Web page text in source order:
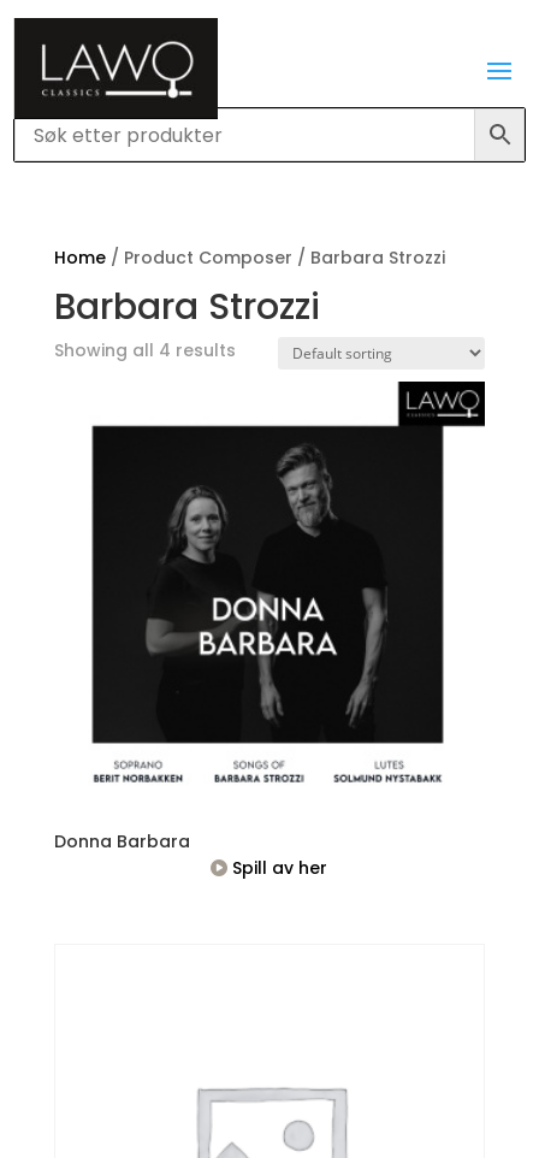
Home/ Product Composer / Barbara Strozzi
Barbara Strozzi
Showing all 4 results
Donna Barbara
Spill av her